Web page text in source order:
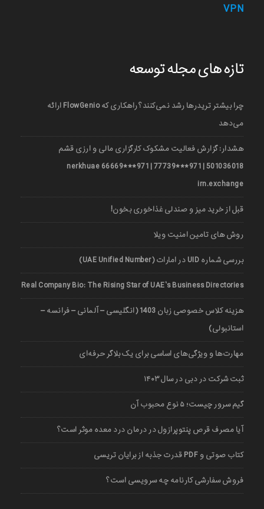
VPN
تازه های مجله توسعه
چرا بیشتر تریدرها رشد نمی‌کنند؟ راهکاری که FlowGenio ارائه
می‌دهد
هشدار: گزارش فعالیت مشکوک کارگزاری مالی و ارزی قشم
501036018 | 971***77739 | 971***66669 nerkhuae
irn.exchange
قبل از خرید میز و صندلی غذاخوری بخون!
روش های تامین امنیت ویلا
بررسی شماره UID در امارات (UAE Unified Number)
Real Company Bio: The Rising Star of UAE’s Business Directories
هزینه کلاس خصوصی زبان 1403 (انگلیسی – آلمانی – فرانسه –
استانبولی)
مهارت‌ها و ویژگی‌های اساسی برای یک بلاگر حرفه‌ای
ثبت شرکت در دبی در سال ۱۴۰۳
گیم سرور چیست؛ ۵ نوع محبوب آن
آیا مصرف قرص پنتوپرازول در درمان درد معده موثر است؟
کتاب صوتی و PDF قدرت جذبه از برایان تریسی
فروش سفارشی کارنامه چه سرویسی است؟